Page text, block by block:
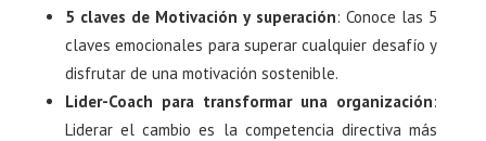
5 claves de Motivación y superación: Conoce las 5
claves emocionales para superar cualquier desafío y
disfrutar de una motivación sostenible.
Lider-Coach para transformar una organización:
Liderar el cambio es la competencia directiva más